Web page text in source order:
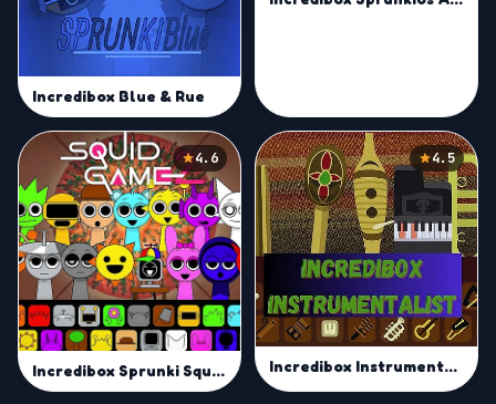
Incredibox Blue & Rue
4.6
Incredibox Sprunki Squid Game Season 2
4.5
Incredibox Instrumentalist